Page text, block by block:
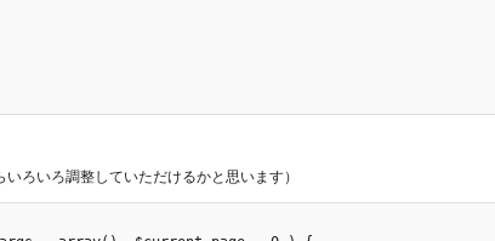
ろいろ調整していただけるかと思います）